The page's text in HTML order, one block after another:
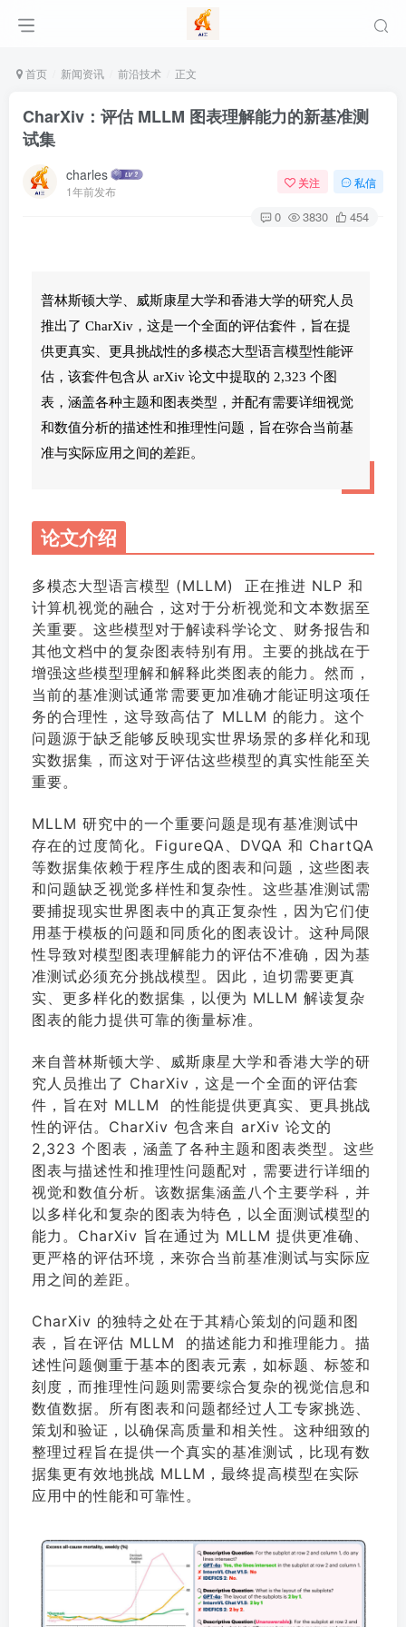
首页 新闻资讯 前沿技术 正文
CharXiv：评估 MLLM 图表理解能力的新基准测
试集
charles
1年前发布
关注 私信
0 3830 454
普林斯顿大学、威斯康星大学和香港大学的研究人员
推出了 CharXiv，这是一个全面的评估套件，旨在提
供更真实、更具挑战性的多模态大型语言模型性能评
估，该套件包含从 arXiv 论文中提取的 2,323 个图
表，涵盖各种主题和图表类型，并配有需要详细视觉
和数值分析的描述性和推理性问题，旨在弥合当前基
准与实际应用之间的差距。
论文介绍
多模态大型语言模型 (MLLM) 正在推进 NLP 和
计算机视觉的融合，这对于分析视觉和文本数据至
关重要。这些模型对于解读科学论文、财务报告和
其他文档中的复杂图表特别有用。主要的挑战在于
增强这些模型理解和解释此类图表的能力。然而，
当前的基准测试通常需要更加准确才能证明这项任
务的合理性，这导致高估了 MLLM 的能力。这个
问题源于缺乏能够反映现实世界场景的多样化和现
实数据集，而这对于评估这些模型的真实性能至关
重要。
MLLM 研究中的一个重要问题是现有基准测试中
存在的过度简化。FigureQA、DVQA 和 ChartQA
等数据集依赖于程序生成的图表和问题，这些图表
和问题缺乏视觉多样性和复杂性。这些基准测试需
要捕捉现实世界图表中的真正复杂性，因为它们使
用基于模板的问题和同质化的图表设计。这种局限
性导致对模型图表理解能力的评估不准确，因为基
准测试必须充分挑战模型。因此，迫切需要更真
实、更多样化的数据集，以便为 MLLM 解读复杂
图表的能力提供可靠的衡量标准。
来自普林斯顿大学、威斯康星大学和香港大学的研
究人员推出了 CharXiv，这是一个全面的评估套
件，旨在对 MLLM 的性能提供更真实、更具挑战
性的评估。CharXiv 包含来自 arXiv 论文的
2,323 个图表，涵盖了各种主题和图表类型。这些
图表与描述性和推理性问题配对，需要进行详细的
视觉和数值分析。该数据集涵盖八个主要学科，并
以多样化和复杂的图表为特色，以全面测试模型的
能力。CharXiv 旨在通过为 MLLM 提供更准确、
更严格的评估环境，来弥合当前基准测试与实际应
用之间的差距。
CharXiv 的独特之处在于其精心策划的问题和图
表，旨在评估 MLLM 的描述能力和推理能力。描
述性问题侧重于基本的图表元素，如标题、标签和
刻度，而推理性问题则需要综合复杂的视觉信息和
数值数据。所有图表和问题都经过人工专家挑选、
策划和验证，以确保高质量和相关性。这种细致的
整理过程旨在提供一个真实的基准测试，比现有数
据集更有效地挑战 MLLM，最终提高模型在实际
应用中的性能和可靠性。